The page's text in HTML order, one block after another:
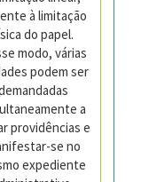
à limitação
do papel.
modo, várias
podem ser
a
providências e
se no
expediente